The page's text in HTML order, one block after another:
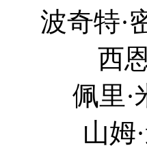
·密尼
恩·托马
·米尔
·道格